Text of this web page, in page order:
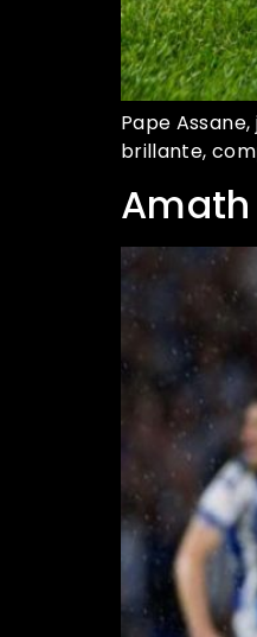
Pape
brillante,
Amath